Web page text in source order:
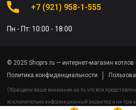
+7 (921) 958-1-555
Пн - Пт: 10:00 - 18:00
© 2025 Shoprs.ru — интернет-магазин котлов
Политика конфиденциальности
Обращаем ваше внимание на то, что вся
исключительно информационный характер и ни при